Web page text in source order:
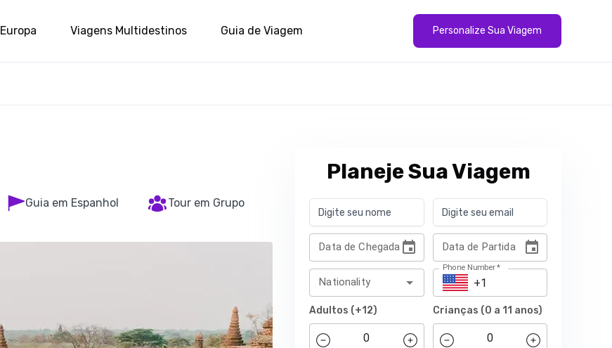
Europa Viagens Multidestinos Guia de Viagem Personalize Sua Viagem
Guia em Espanhol Tour em Grupo
Planeje Sua Viagem
Data de Chegada Data de Partida
Nationality
Phone Number*
Adultos (+12) Crianças (0 a 11 anos)